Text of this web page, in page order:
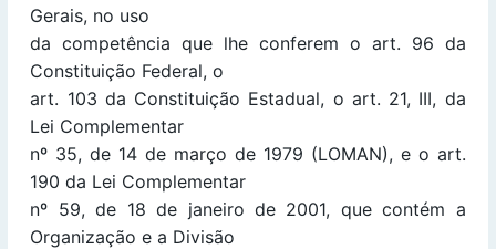
Gerais, no uso
da competência que lhe conferem o art. 96 da
Constituição Federal, o
art. 103 da Constituição Estadual, o art. 21, III, da
Lei Complementar
nº 35, de 14 de março de 1979 (LOMAN), e o art.
190 da Lei Complementar
nº 59, de 18 de janeiro de 2001, que contém a
Organização e a Divisão